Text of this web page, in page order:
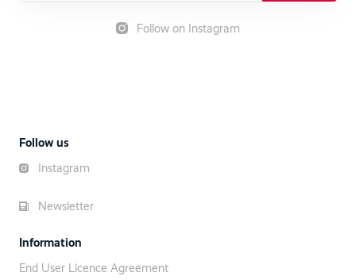
Follow on Instagram
Follow us
Instagram
Newsletter
Information
End User Licence Agreement